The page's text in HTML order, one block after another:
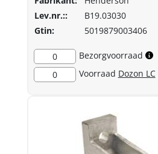
Lev.nr.::
B19.03030
Gtin:
5019879003406
0
Bezorgvoorraad
0
Voorraad Dozon LC